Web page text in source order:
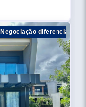
Negociação diferenciada